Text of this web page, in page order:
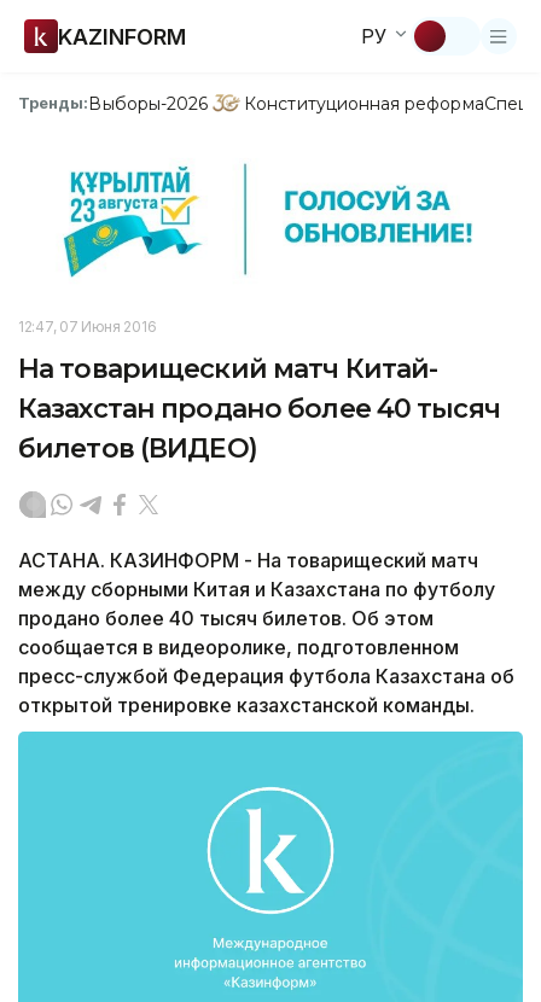
KAZINFORM РУ
Тренды:Выборы-2026 Конституционная реформа
12:47, 07 Июня 2016
На товарищеский матч Китай-
Казахстан продано более 40 тысяч
билетов (ВИДЕО)
АСТАНА. КАЗИНФОРМ - На товарищеский матч
между сборными Китая и Казахстана по футболу
продано более 40 тысяч билетов. Об этом
сообщается в видеоролике, подготовленном
пресс-службой Федерация футбола Казахстана об
открытой тренировке казахстанской команды.